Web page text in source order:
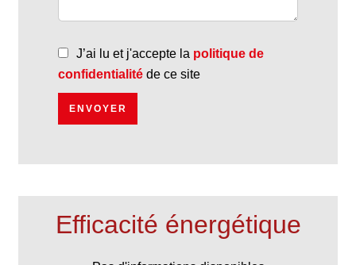
J’ai lu et j'accepte la politique de
confidentialité de ce site
ENVOYER
Efficacité énergétique